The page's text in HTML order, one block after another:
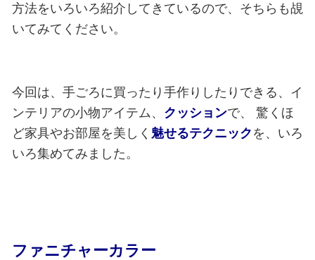
方法をいろいろ紹介してきているので、そちらも覘
いてみてください。
今回は、手ごろに買ったり手作りしたりできる、イ
ンテリアの小物アイテム、 クッションで、
驚くほ
ど家具やお部屋を美しく 魅せるテクニックを、いろ
いろ集めてみました。
ファニチャーカラー